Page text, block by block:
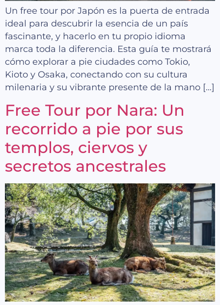
Un free tour por Japón es la puerta de entrada
ideal para descubrir la esencia de un país
fascinante, y hacerlo en tu propio idioma
marca toda la diferencia. Esta guía te mostrará
cómo explorar a pie ciudades como Tokio,
Kioto y Osaka, conectando con su cultura
milenaria y su vibrante presente de la mano […]
Free Tour por Nara: Un
recorrido a pie por sus
templos, ciervos y
secretos ancestrales